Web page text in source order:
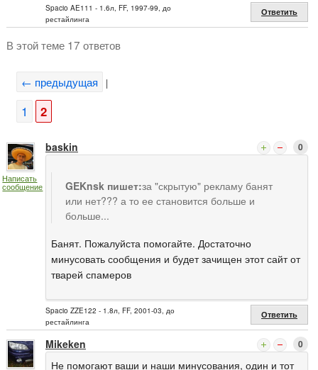
Spacio AE111 - 1.6л, FF, 1997-99, до
рестайлинга
Ответить
В этой теме 17 ответов
← предыдущая |
1 2
Написать
сообщение
baskin 0
GEKnsk пишет:за "скрытую" рекламу банят
или нет??? а то ее становится больше и
больше...
Банят. Пожалуйста помогайте. Достаточно
минусовать сообщения и будет зачищен этот сайт от
тварей спамеров
Spacio ZZE122 - 1.8л, FF, 2001-03, до
рестайлинга
Ответить
Mikeken 0
Не помогают ваши и наши минусования, один и тот